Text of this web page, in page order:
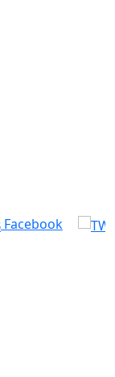
Facebook